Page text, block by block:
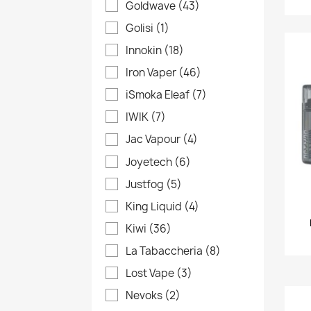
Goldwave (43)
Golisi (1)
Innokin (18)
Iron Vaper (46)
iSmoka Eleaf (7)
IWIK (7)
Jac Vapour (4)
Joyetech (6)
Justfog (5)
King Liquid (4)
Kiwi (36)
La Tabaccheria (8)
Lost Vape (3)
Nevoks (2)